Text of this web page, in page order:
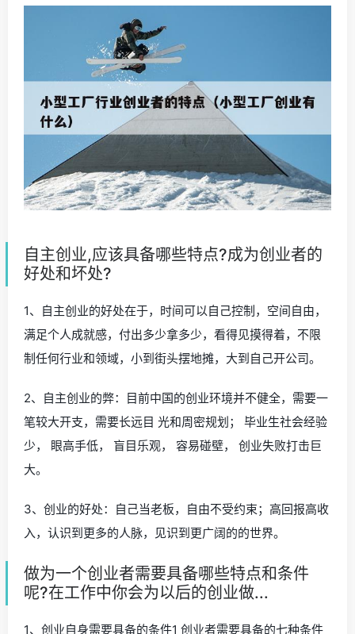
自主创业,应该具备哪些特点?成为创业者的
好处和坏处?
1、自主创业的好处在于，时间可以自己控制，空间自由，
满足个人成就感，付出多少拿多少，看得见摸得着，不限
制任何行业和领域，小到街头摆地摊，大到自己开公司。
2、自主创业的弊：目前中国的创业环境并不健全，需要一
笔较大开支，需要长远目 光和周密规划； 毕业生社会经验
少， 眼高手低， 盲目乐观， 容易碰壁， 创业失败打击巨
大。
3、创业的好处：自己当老板，自由不受约束；高回报高收
入，认识到更多的人脉，见识到更广阔的的世界。
做为一个创业者需要具备哪些特点和条件
呢?在工作中你会为以后的创业做...
1、创业自身需要具备的条件1 创业者需要具备的七种条件